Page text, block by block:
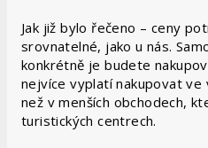
Jak již bylo řečeno – ceny
srovnatelné, jako u nás.
konkrétně je budete
nejvíce vyplatí nakupovat ve
než v menších obchodech,
turistických centrech.